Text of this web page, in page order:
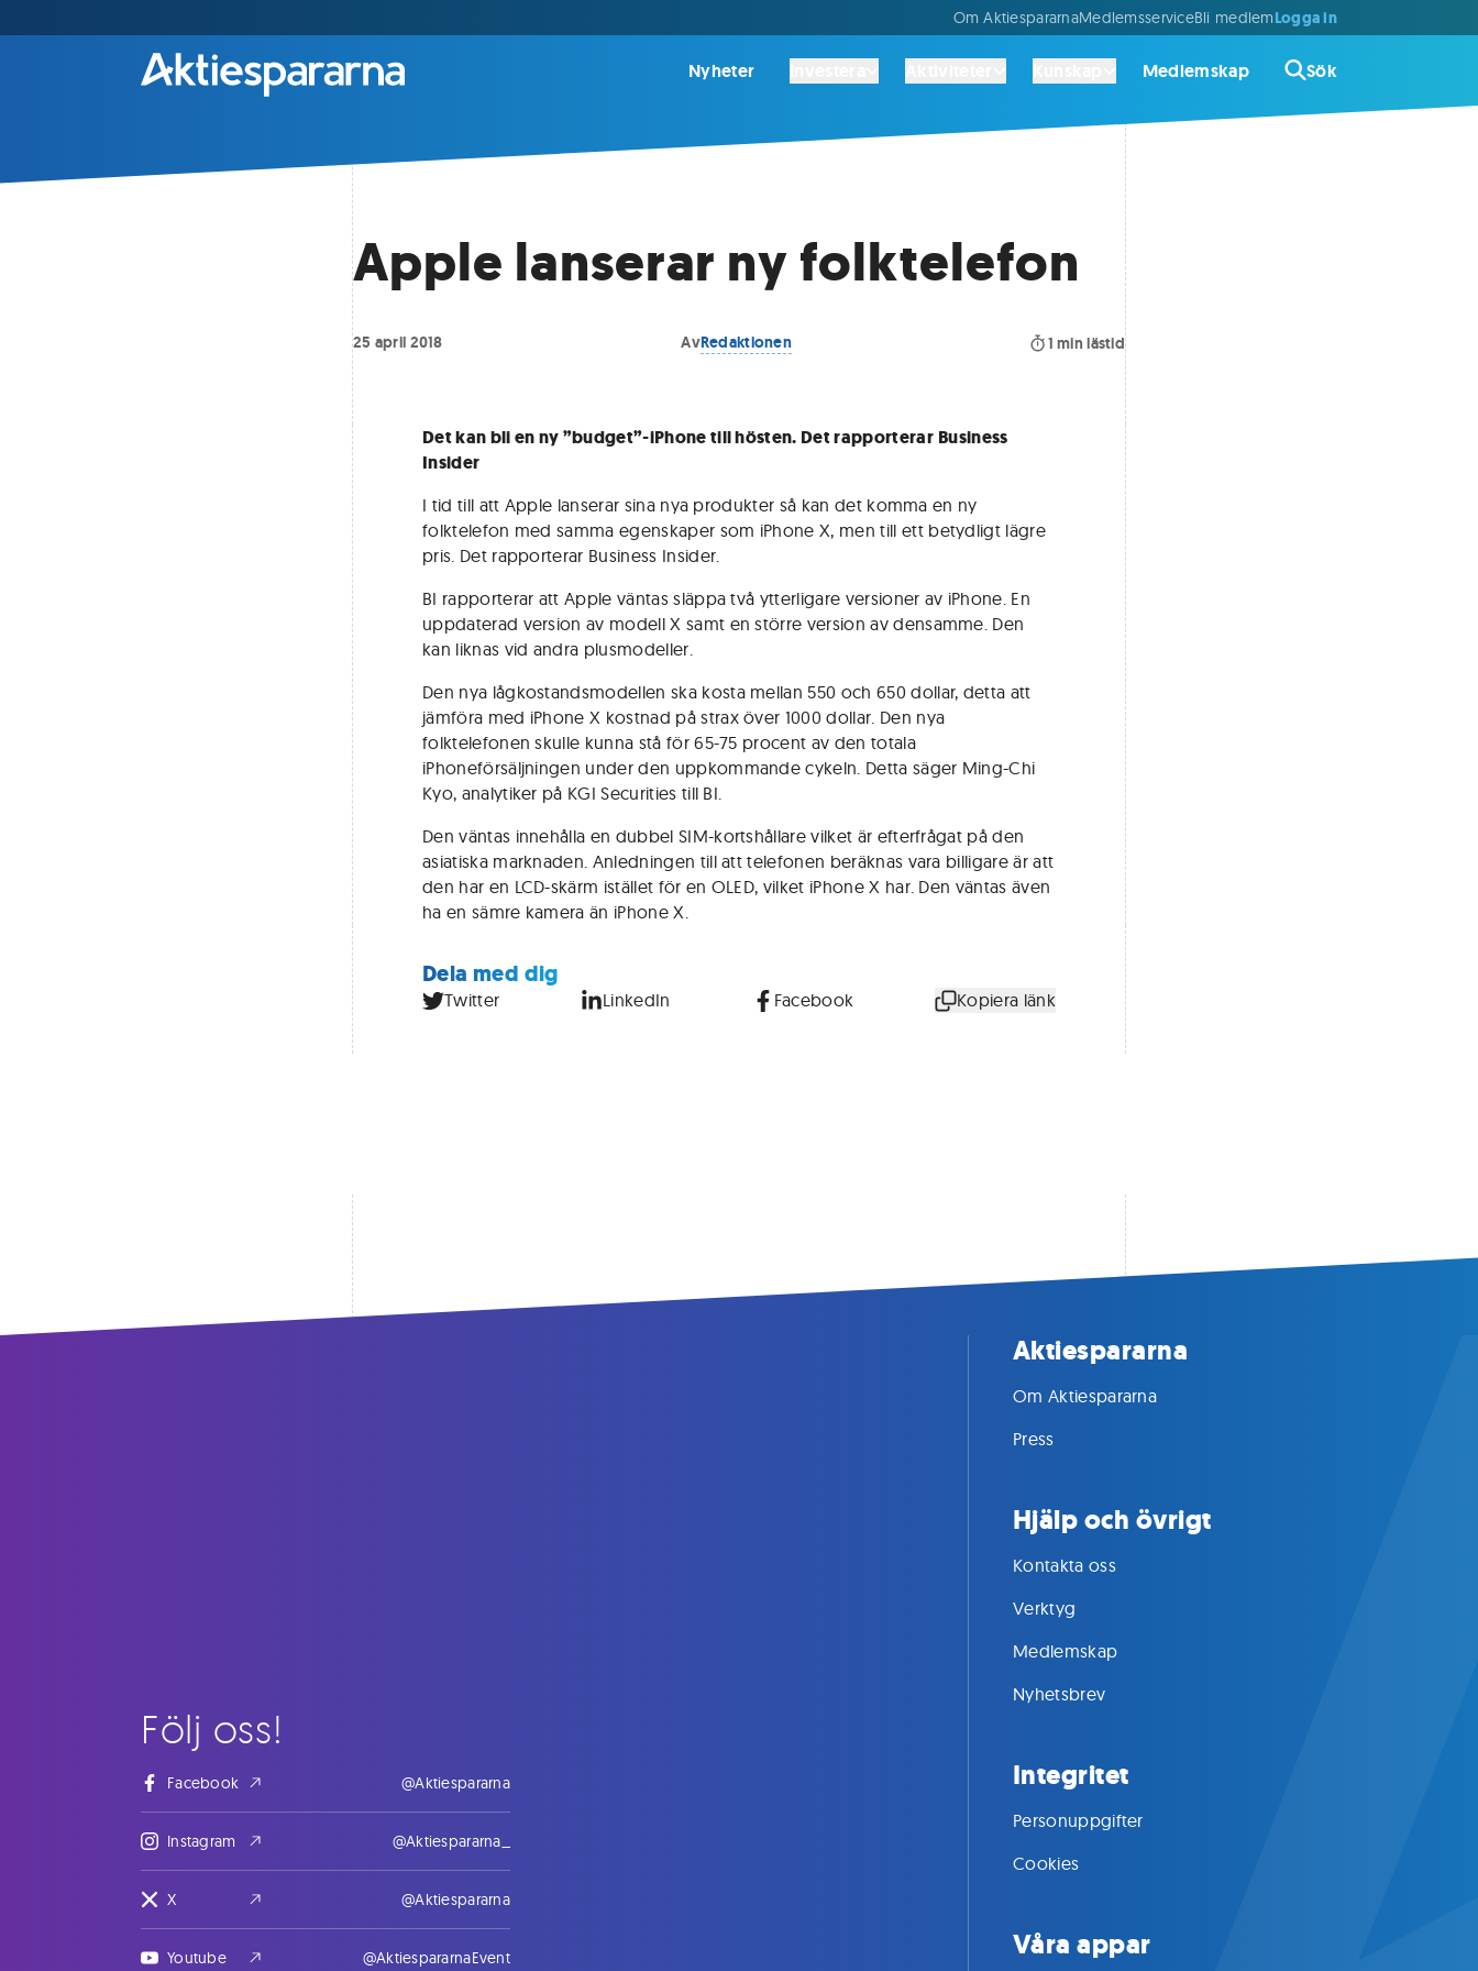
Om AktiespararnaMedlemsserviceBli medlemLogga in
Nyheter Medlemskap Sök
Apple lanserar ny folktelefon
25 april 2018 AvRedaktionen 1 min lästid
Det kan bli en ny ”budget”-iPhone till hösten. Det rapporterar Business
Insider
I tid till att Apple lanserar sina nya produkter så kan det komma en ny
folktelefon med samma egenskaper som iPhone X, men till ett betydligt lägre
pris. Det rapporterar Business Insider.
BI rapporterar att Apple väntas släppa två ytterligare versioner av iPhone. En
uppdaterad version av modell X samt en större version av densamme. Den
kan liknas vid andra plusmodeller.
Den nya lågkostandsmodellen ska kosta mellan 550 och 650 dollar, detta att
jämföra med iPhone X kostnad på strax över 1000 dollar. Den nya
folktelefonen skulle kunna stå för 65-75 procent av den totala
iPhoneförsäljningen under den uppkommande cykeln. Detta säger Ming-Chi
Kyo, analytiker på KGI Securities till BI.
Den väntas innehålla en dubbel SIM-kortshållare vilket är efterfrågat på den
asiatiska marknaden. Anledningen till att telefonen beräknas vara billigare är att
den har en LCD-skärm istället för en OLED, vilket iPhone X har. Den väntas även
ha en sämre kamera än iPhone X.
Dela med dig
Twitter LinkedIn Facebook Kopiera länk
Följ oss!
Facebook @Aktiespararna
Instagram @Aktiespararna_
X @Aktiespararna
Youtube @AktiespararnaEvent
Aktiespararna
Om Aktiespararna
Press
Hjälp och övrigt
Kontakta oss
Verktyg
Medlemskap
Nyhetsbrev
Integritet
Personuppgifter
Cookies
Våra appar